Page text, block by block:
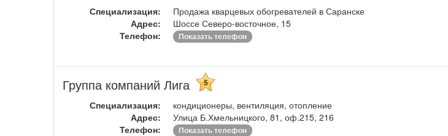
Специализация:
Продажа кварцевых обогревателей в Саранске
Адрес:
Шоссе Северо-восточное, 15
Телефон:
Показать телефон
Группа компаний Лига 5
Специализация:
кондиционеры, вентиляция, отопление
Адрес:
Улица Б.Хмельницкого, 81, оф.215, 216
Телефон:
Показать телефон